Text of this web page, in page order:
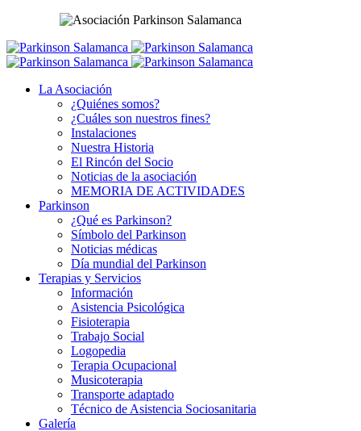
La Asociación
¿Quiénes somos?
¿Cuáles son nuestros fines?
Instalaciones
Nuestra Historia
El Rincón del Socio
Noticias de la asociación
MEMORIA DE ACTIVIDADES
Parkinson
¿Qué es Parkinson?
Símbolo del Parkinson
Noticias médicas
Día mundial del Parkinson
Terapias y Servicios
Información
Asistencia Psicológica
Fisioterapia
Trabajo Social
Logopedia
Terapia Ocupacional
Musicoterapia
Transporte adaptado
Técnico de Asistencia Sociosanitaria
Galería